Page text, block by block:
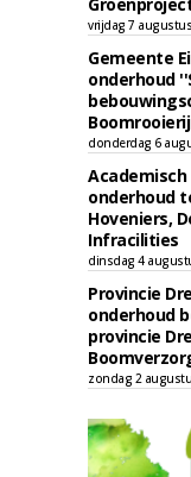
vrijdag 7
Gemeente
onderhoud
donderdag 6
onderhoud
Hoveniers,
Infracilities
dinsdag 4
Provincie
onderhoud
provincie
zondag 2